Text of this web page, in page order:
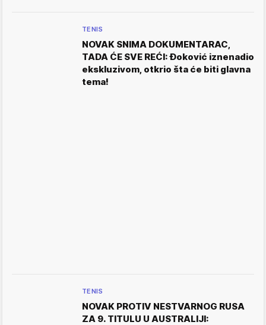
TENIS
NOVAK SNIMA DOKUMENTARAC,
TADA ĆE SVE REĆI: Đoković iznenadio
ekskluzivom, otkrio šta će biti glavna
tema!
TENIS
NOVAK PROTIV NESTVARNOG RUSA
ZA 9. TITULU U AUSTRALIJI: